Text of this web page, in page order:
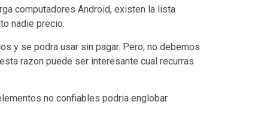
computadores Android, existen la lista
nadie precio.
y se podra usar sin pagar. Pero, no debemos
razon puede ser interesante cual recurras
no confiables podria englobar